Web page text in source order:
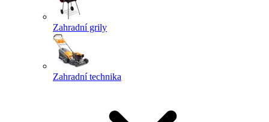
Zahradní grily
Zahradní technika